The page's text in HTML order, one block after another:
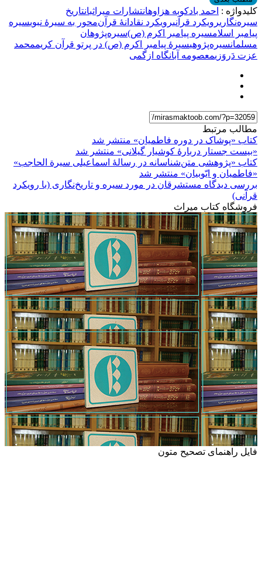
کلیدواژه : احمد بادکوبه هزاوهانتشارات میراثبانتاریخ
سیره‌نگاریرویکرد قرآنیرویکرد نقادانۀ قرآن‌محور به سیرۀ نبویسیره
پیامبر اسلامسیره پیامبر اکرم (ص)سیره‌پژوهان
مسلمانسیره‌پژوهیسیرۀ پیامبر اکرم (ص) در پرتو قرآن کریممحمد
عزت دَروَزیمعصومه آبانگاه ازگمی
مطالب مرتبط
کتاب «پوشاک در دوره فاطمیان» منتشر شد
«بیست جستار دربارۀ کوشیار گیلانی» منتشر شد
کتاب «پژوهشی متن‌شناسانه در رسالۀ اسماعیلی سیرة الحاجب»
«فاطمیان و ایّوبیان» منتشر شد
بررسی دیدگاه مستشرقان در مورد سیره و تاریخ‌نگاری (با رویکرد
قرآنی)
فروشگاه کتاب میراث
فایل راهنمای تصحیح متون